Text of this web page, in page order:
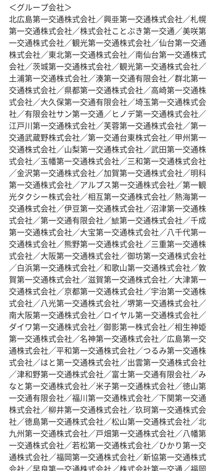
＜グループ会社＞
北広島第一交通株式会社／興亜第一交通株式会社／札幌
第一交通株式会社／株式会社ことぶき第一交通／美咲第
一交通株式会社／観光第一交通株式会社／仙台第一交通
株式会社／東北第一交通株式会社／南仙台第一交通株式
会社／茨城第一交通株式会社／観光第一交通株式会社／
土浦第一交通株式会社／湊第一交通有限会社／群北第一
交通株式会社／県都第一交通株式会社／高崎第一交通株
式会社／大久保第一交通有限会社／埼玉第一交通株式会
社／有限会社サン第一交通／ヒノデ第一交通株式会社／
江戸川第一交通株式会社／芙蓉第一交通株式会社／第一
交通武蔵野株式会社／第一交通台東株式会社／甲州第一
交通株式会社／山梨第一交通株式会社／武田第一交通株
式会社／玉幡第一交通株式会社／三和第一交通株式会社
／金沢第一交通株式会社／加賀第一交通株式会社／明科
第一交通株式会社／アルプス第一交通株式会社／第一観
光タクシー株式会社／相互第一交通株式会社／熱海第一
交通株式会社／伊豆第一交通株式会社／沼津第一交通株
式会社／第一交通有限会社／鯱第一交通株式会社／千成
第一交通株式会社／大宝第一交通株式会社／八千代第一
交通株式会社／熊野第一交通株式会社／三重第一交通株
式会社／大阪第一交通株式会社／御坊第一交通株式会社
／白浜第一交通株式会社／和歌山第一交通株式会社／敦
賀第一交通株式会社／滋賀第一交通株式会社／大津第一
交通株式会社／京都第一交通株式会社／宇治第一交通株
式会社／八光第一交通株式会社／堺第一交通株式会社／
南大阪第一交通株式会社／ロイヤル第一交通株式会社／
ダイワ第一交通株式会社／御影第一株式会社／相生神姫
第一交通株式会社／名神第一交通株式会社／広島第一交
通株式会社／平和第一交通株式会社／つるみ第一交通株
式会社／はと第一交通株式会社／出雲第一交通株式会社
／津和野第一交通株式会社／富士第一交通有限会社／み
なと第一交通株式会社／米子第一交通株式会社／徳山第
一交通有限会社／福川第一交通株式会社／下関第一交通
株式会社／柳井第一交通株式会社／玖珂第一交通株式会
社／徳島第一交通株式会社／松山第一交通株式会社／北
九州第一交通株式会社／戸畑第一交通株式会社／八幡第
一交通株式会社／若松第一交通株式会社／ひかり第一交
通株式会社／福岡第一交通株式会社／新協第一交通株式
会社／早良第一交通株式会社／株式会社第一交通／福岡